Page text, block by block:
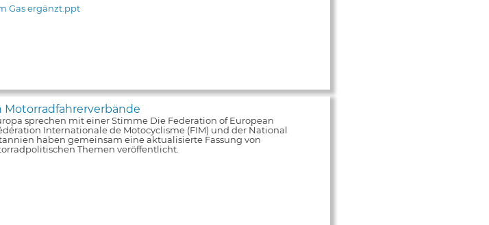
Gas ergänzt.ppt
Motorradfahrerverbände
sprechen mit einer Stimme Die Federation of European
Internationale de Motocyclisme (FIM) und der National
haben gemeinsam eine aktualisierte Fassung von
Themen veröffentlicht.